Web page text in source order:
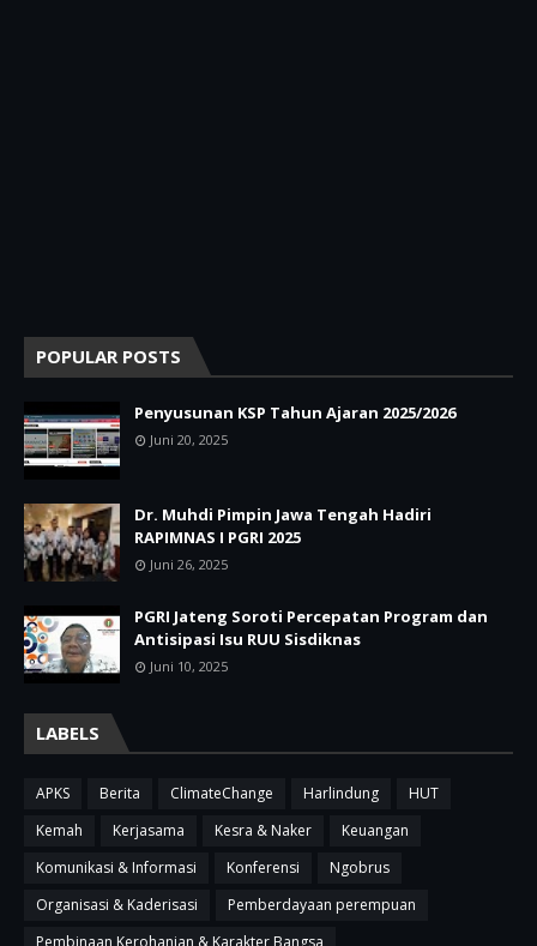
POPULAR POSTS
Penyusunan KSP Tahun Ajaran 2025/2026
Juni 20, 2025
Dr. Muhdi Pimpin Jawa Tengah Hadiri
RAPIMNAS I PGRI 2025
Juni 26, 2025
PGRI Jateng Soroti Percepatan Program dan
Antisipasi Isu RUU Sisdiknas
Juni 10, 2025
LABELS
APKS Berita ClimateChange Harlindung
HUT
Kemah
Kerjasama Kesra & Naker
Keuangan
Komunikasi & Informasi
Konferensi
Ngobrus
Organisasi & Kaderisasi
Pemberdayaan perempuan
Pembinaan Kerohanian & Karakter Bangsa